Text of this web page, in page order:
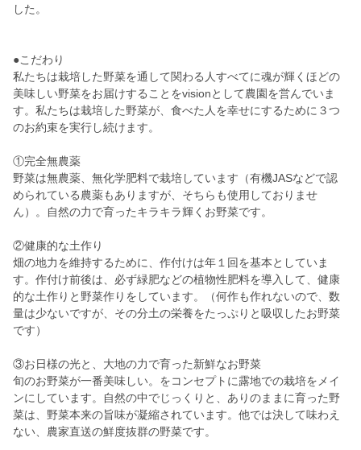
した。
●こだわり
私たちは栽培した野菜を通して関わる人すべてに魂が輝くほどの
美味しい野菜をお届けすることをvisionとして農園を営んでいま
す。私たちは栽培した野菜が、食べた人を幸せにするために３つ
のお約束を実行し続けます。
①完全無農薬
野菜は無農薬、無化学肥料で栽培しています（有機JASなどで認
められている農薬もありますが、そちらも使用しておりませ
ん）。自然の力で育ったキラキラ輝くお野菜です。
②健康的な土作り
畑の地力を維持するために、作付けは年１回を基本としていま
す。作付け前後は、必ず緑肥などの植物性肥料を導入して、健康
的な土作りと野菜作りをしています。（何作も作れないので、数
量は少ないですが、その分土の栄養をたっぷりと吸収したお野菜
です）
③お日様の光と、大地の力で育った新鮮なお野菜
旬のお野菜が一番美味しい。をコンセプトに露地での栽培をメイ
ンにしています。自然の中でじっくりと、ありのままに育った野
菜は、野菜本来の旨味が凝縮されています。他では決して味わえ
ない、農家直送の鮮度抜群の野菜です。